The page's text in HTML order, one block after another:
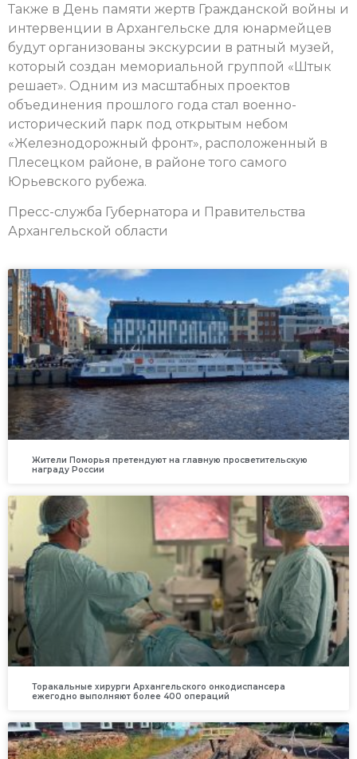
Также в День памяти жертв Гражданской войны и
интервенции в Архангельске для юнармейцев
будут организованы экскурсии в ратный музей,
который создан мемориальной группой «Штык
решает». Одним из масштабных проектов
объединения прошлого года стал военно-
исторический парк под открытым небом
«Железнодорожный фронт», расположенный в
Плесецком районе, в районе того самого
Юрьевского рубежа.
Пресс-служба Губернатора и Правительства
Архангельской области
Жители Поморья претендуют на главную просветительскую
награду России
Торакальные хирурги Архангельского онкодиспансера
ежегодно выполняют более 400 операций